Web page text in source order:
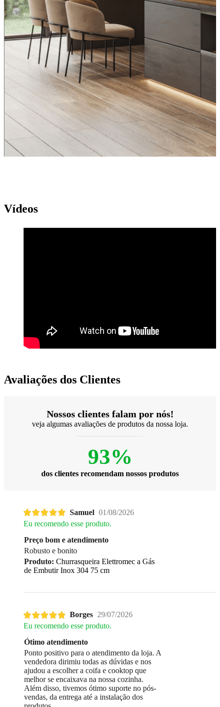
Vídeos
Avaliações dos Clientes
Nossos clientes falam por nós!
veja algumas avaliações de produtos da nossa loja.
93%
dos clientes recomendam nossos produtos
Samuel 01/08/2026
Eu recomendo esse produto.
Preço bom e atendimento
Robusto e bonito
Produto: Churrasqueira Elettromec a Gás
de Embutir Inox 304 75 cm
Borges 29/07/2026
Eu recomendo esse produto.
Ótimo atendimento
Ponto positivo para o atendimento da loja. A
vendedora dirimiu todas as dúvidas e nos
ajudou a escolher a coifa e cooktop que
melhor se encaixava na nossa cozinha.
Além disso, tivemos ótimo suporte no pós-
vendas, da entrega até a instalação dos